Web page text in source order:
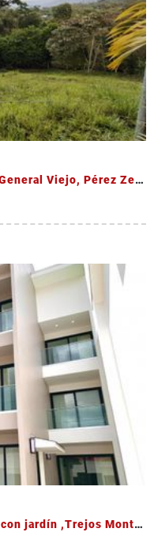
Venta de terreno de 3.000 m2 en General Viejo, Pérez Zeledón
Alquiler Apartamento amueblado con jardín ,Trejos Montealegre, Escazú